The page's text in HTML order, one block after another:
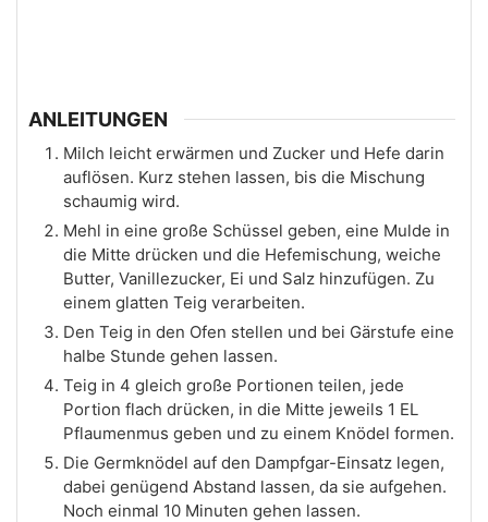
ANLEITUNGEN
Milch leicht erwärmen und Zucker und Hefe darin
auflösen. Kurz stehen lassen, bis die Mischung
schaumig wird.
Mehl in eine große Schüssel geben, eine Mulde in
die Mitte drücken und die Hefemischung, weiche
Butter, Vanillezucker, Ei und Salz hinzufügen. Zu
einem glatten Teig verarbeiten.
Den Teig in den Ofen stellen und bei Gärstufe eine
halbe Stunde gehen lassen.
Teig in 4 gleich große Portionen teilen, jede
Portion flach drücken, in die Mitte jeweils 1 EL
Pflaumenmus geben und zu einem Knödel formen.
Die Germknödel auf den Dampfgar-Einsatz legen,
dabei genügend Abstand lassen, da sie aufgehen.
Noch einmal 10 Minuten gehen lassen.